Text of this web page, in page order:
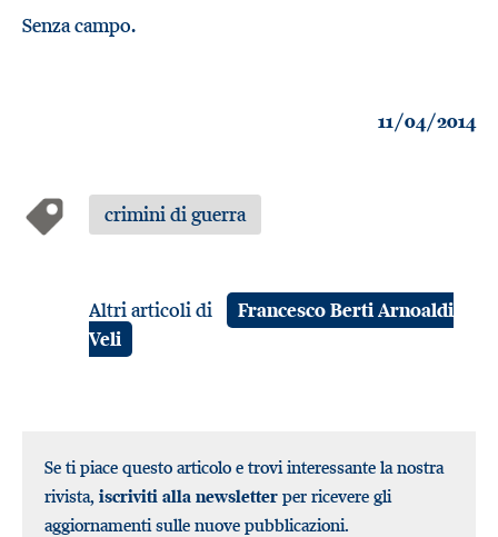
Senza campo.
11/04/2014
crimini di guerra
Altri articoli di
Francesco Berti Arnoaldi
Veli
Se ti piace questo articolo e trovi interessante la nostra
rivista, iscriviti alla newsletter per ricevere gli
aggiornamenti sulle nuove pubblicazioni.